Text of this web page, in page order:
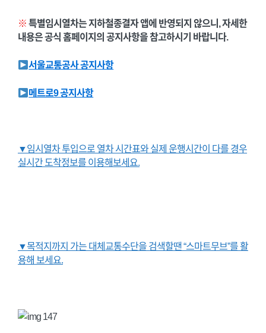
※ 특별임시열차는 지하철종결자 앱에 반영되지 않으니, 자세한
내용은 공식 홈페이지의 공지사항을참고하시기 바랍니다.
서울교통공사 공지사항
메트로9 공지사항
▼임시열차 투입으로 열차 시간표와 실제 운행시간이 다를 경우
실시간 도착정보를 이용해보세요.
▼목적지까지 가는 대체교통수단을 검색할땐 “스마트무브”를 활
용해 보세요.